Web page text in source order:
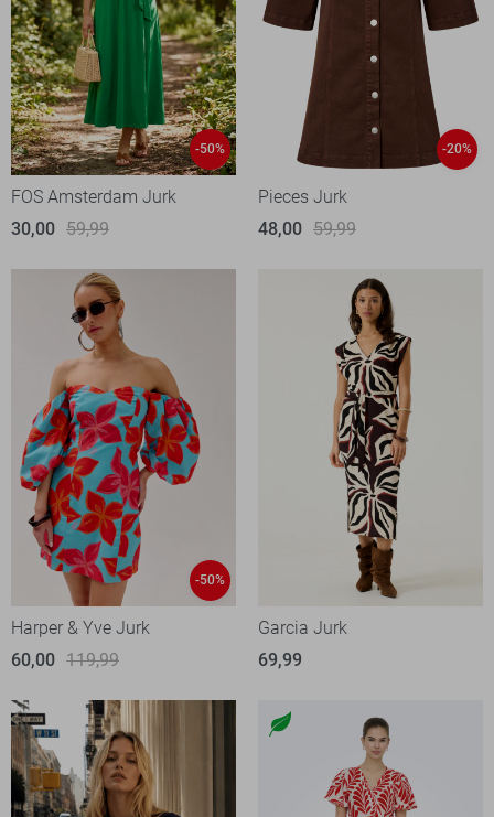
-50%
FOS Amsterdam Jurk
30,00 59,99
-20%
Pieces Jurk
48,00 59,99
-50%
Harper & Yve Jurk
60,00 119,99
Garcia Jurk
69,99